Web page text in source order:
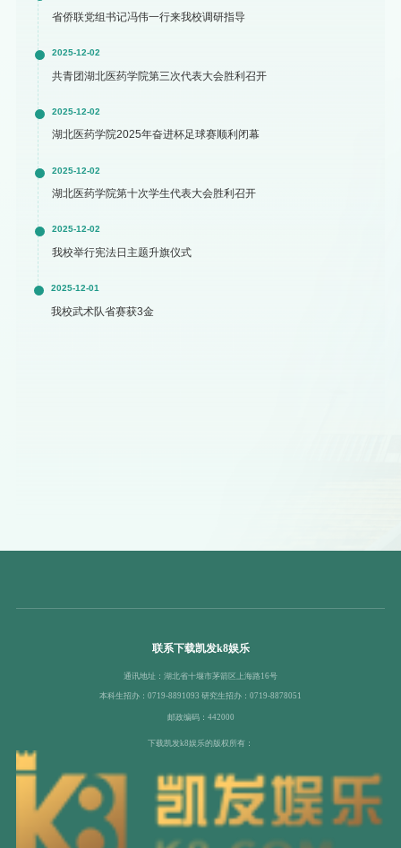
省侨联党组书记冯伟一行来我校调研指导
2025-12-02
共青团湖北医药学院第三次代表大会胜利召开
2025-12-02
湖北医药学院2025年奋进杯足球赛顺利闭幕
2025-12-02
湖北医药学院第十次学生代表大会胜利召开
2025-12-02
我校举行宪法日主题升旗仪式
2025-12-01
我校武术队省赛获3金
联系下载凯发k8娱乐
通讯地址：湖北省十堰市茅箭区上海路16号
本科生招办：0719-8891093 研究生招办：0719-8878051
邮政编码：442000
下载凯发k8娱乐的版权所有：